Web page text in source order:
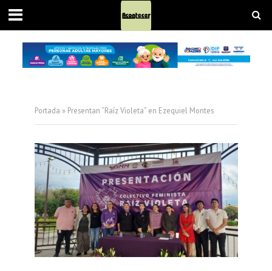
Portada » Presentan “Raíz Violeta” en Ezequiel Montes